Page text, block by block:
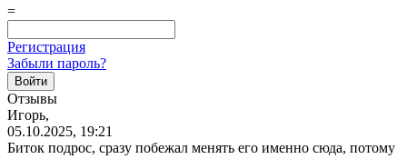
=
Регистрация
Забыли пароль?
Отзывы
Игорь,
05.10.2025, 19:21
Биток подрос, сразу побежал менять его именно сюда, потому